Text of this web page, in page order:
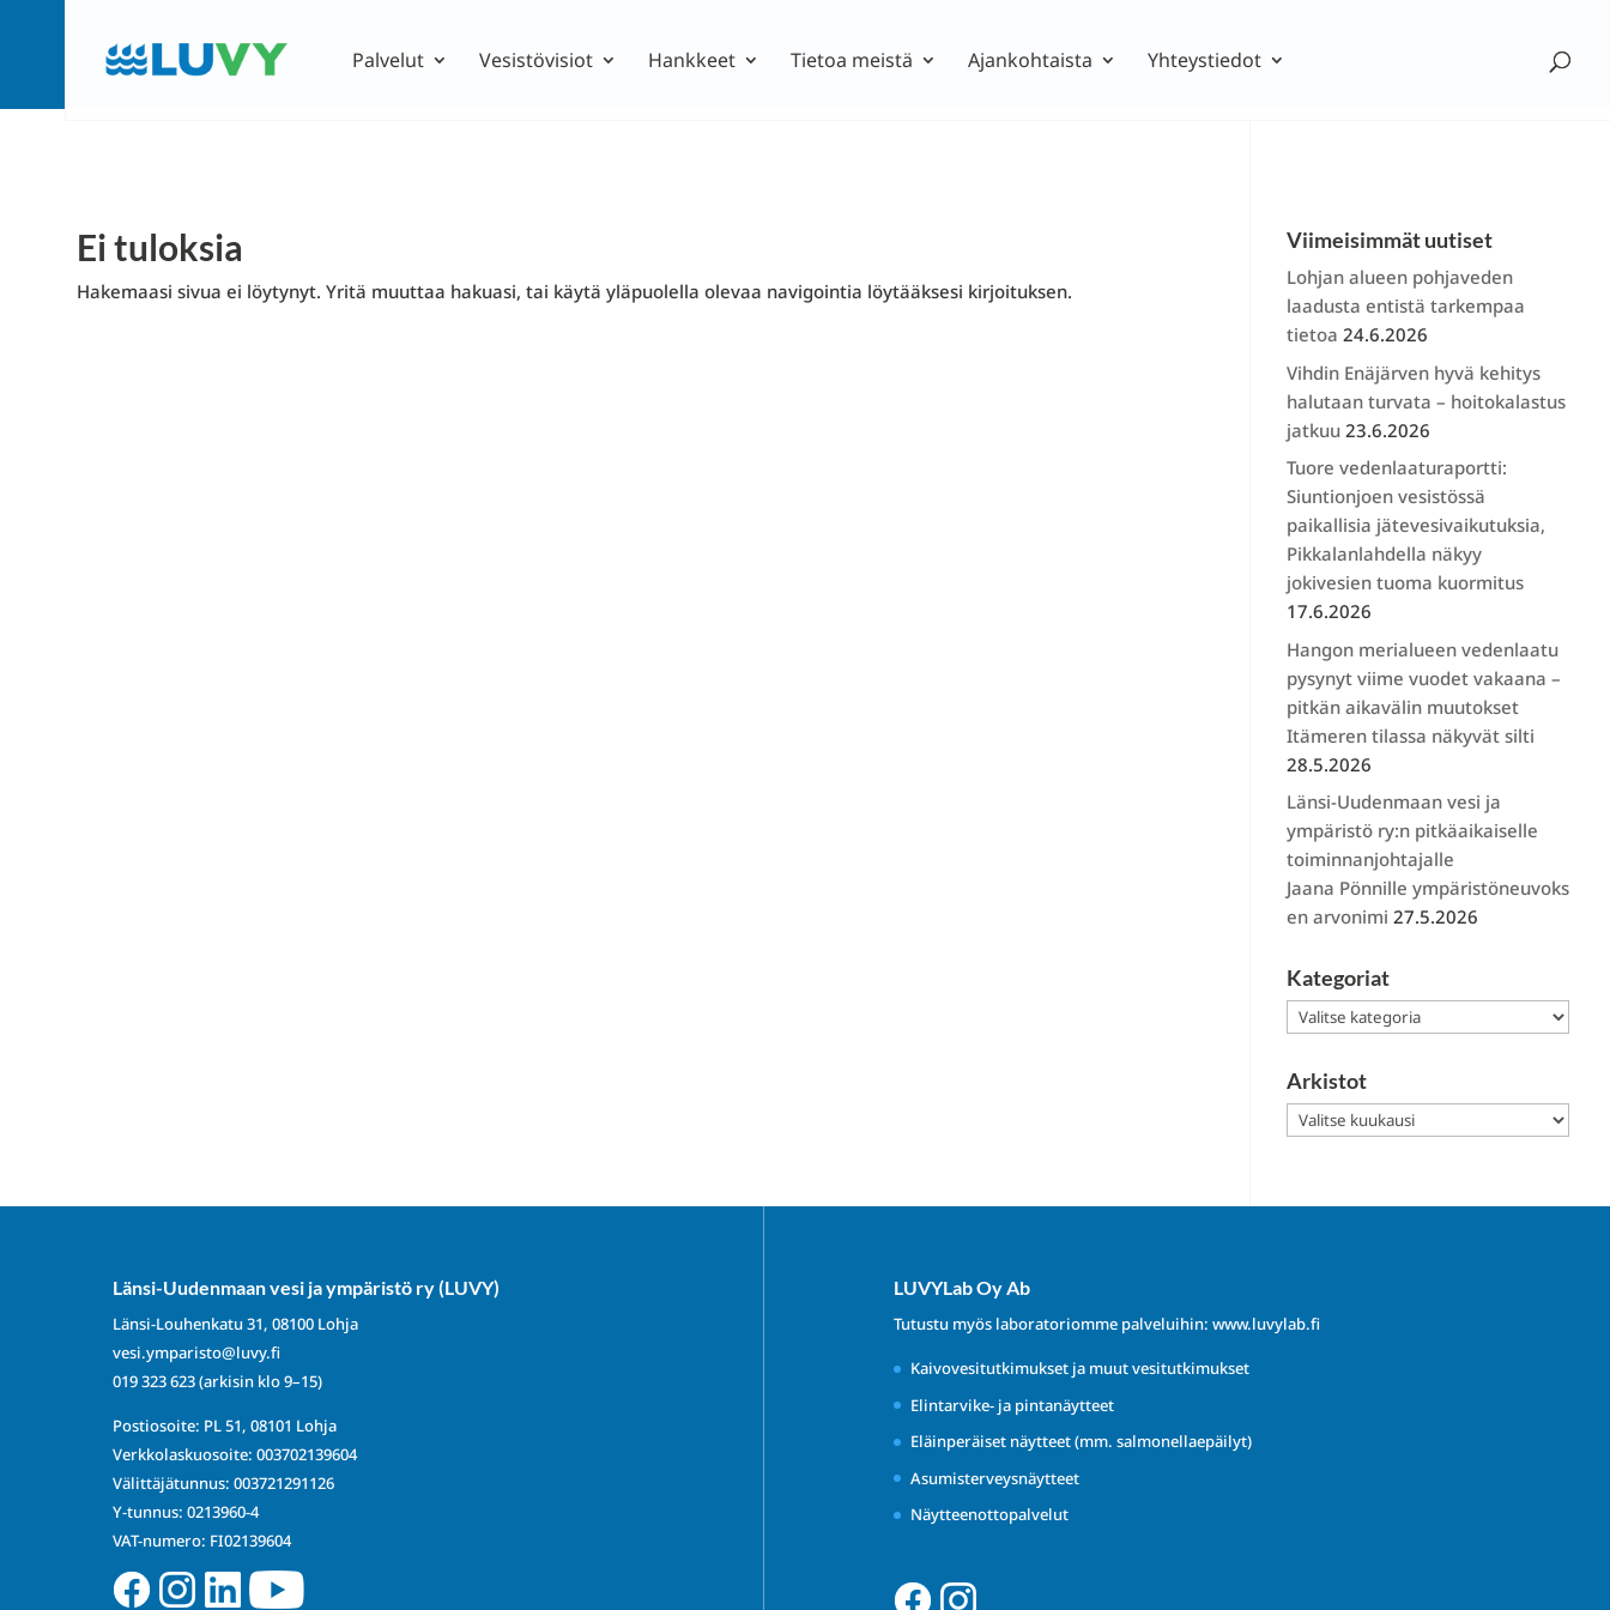
Palvelut Vesistövisiot Hankkeet Tietoa meistä Ajankohtaista Yhteystiedot
Ei tuloksia
Hakemaasi sivua ei löytynyt. Yritä muuttaa hakuasi, tai käytä yläpuolella olevaa navigointia löytääksesi kirjoituksen.
Viimeisimmät uutiset
Lohjan alueen pohjaveden
laadusta entistä tarkempaa
tietoa 24.6.2026
Vihdin Enäjärven hyvä kehitys
halutaan turvata – hoitokalastus
jatkuu 23.6.2026
Tuore vedenlaaturaportti:
Siuntionjoen vesistössä
paikallisia jätevesivaikutuksia,
Pikkalanlahdella näkyy
jokivesien tuoma kuormitus
17.6.2026
Hangon merialueen vedenlaatu
pysynyt viime vuodet vakaana –
pitkän aikavälin muutokset
Itämeren tilassa näkyvät silti
28.5.2026
Länsi-Uudenmaan vesi ja
ympäristö ry:n pitkäaikaiselle
toiminnanjohtajalle
Jaana Pönnille ympäristöneuvoks
en arvonimi 27.5.2026
Kategoriat
Kategoriat
Arkistot
Arkistot
Länsi-Uudenmaan vesi ja ympäristö ry (LUVY)
Länsi-Louhenkatu 31, 08100 Lohja
vesi.ymparisto@luvy.fi
019 323 623(arkisin klo 9–15)
Postiosoite: PL 51, 08101 Lohja
Verkkolaskuosoite: 003702139604
Välittäjätunnus: 003721291126
Y-tunnus: 0213960-4
VAT-numero: FI02139604
LUVYLab Oy Ab
Tutustu myös laboratoriomme palveluihin: www.luvylab.fi
Kaivovesitutkimukset ja muut vesitutkimukset
Elintarvike- ja pintanäytteet
Eläinperäiset näytteet (mm. salmonellaepäilyt)
Asumisterveysnäytteet
Näytteenottopalvelut